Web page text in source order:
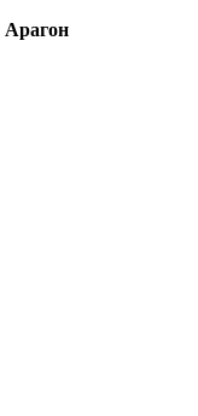
Арагон